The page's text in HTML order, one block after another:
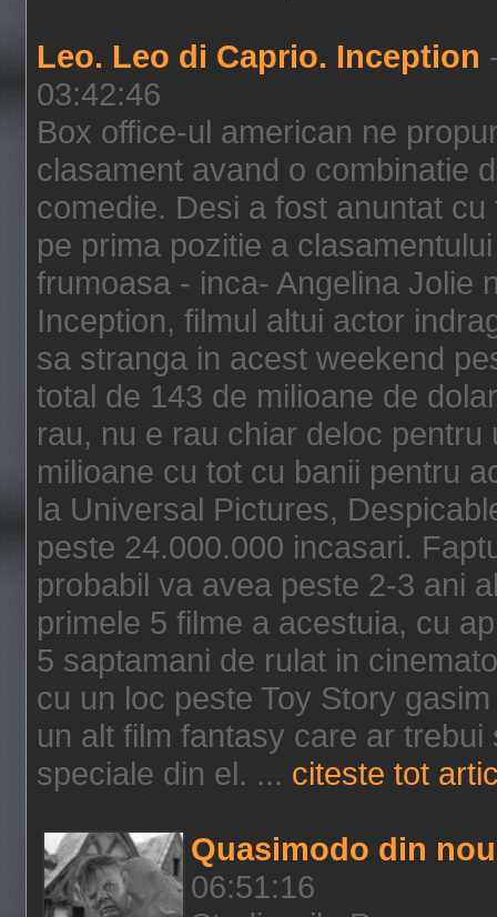
Leo. Leo di Caprio. Inception
03:42:46
Box office-ul american ne
clasament avand o combinatie
comedie. Desi a fost anuntat
pe prima pozitie a
frumoasa - inca- Angelina Jolie
Inception, filmul altui actor
sa stranga in acest weekend
total de 143 de milioane de
rau, nu e rau chiar deloc
milioane cu tot cu banii pentru
la Universal Pictures,
peste 24.000.000 incasari.
probabil va avea peste 2-3 ani
primele 5 filme a acestuia, cu
5 saptamani de rulat in
cu un loc peste Toy Story
un alt film fantasy care ar
speciale din el. ... citeste tot
Quasimodo din
06:51:16